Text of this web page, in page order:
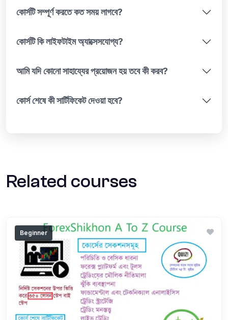
কোর্সটি সম্পূর্ণ করতে কত সময় লাগবে?
কোর্সটি কি লাইফটাইম অ্যাক্সেসযোগ্য?
আমি যদি কোনো সাহায্যের প্রয়োজন হয় তবে কী করব?
কোর্স শেষে কী সার্টিফিকেট দেওয়া হবে?
Related courses
Beginner